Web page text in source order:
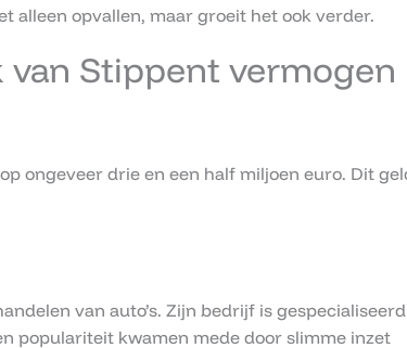
alleen opvallen, maar groeit het ook verder.
van Stippent vermogen
ongeveer drie en een half miljoen euro. Dit
van auto’s. Zijn bedrijf is gespecialiseerd
populariteit kwamen mede door slimme inzet